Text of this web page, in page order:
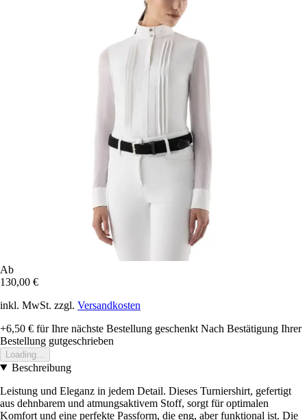
Ab
130,00 €
inkl. MwSt. zzgl. Versandkosten
+6,50 € für Ihre nächste Bestellung geschenkt Nach Bestätigung Ihrer
Bestellung gutgeschrieben
Loading...
Beschreibung
Leistung und Eleganz in jedem Detail. Dieses Turniershirt, gefertigt
aus dehnbarem und atmungsaktivem Stoff, sorgt für optimalen
Komfort und eine perfekte Passform, die eng, aber funktional ist. Die